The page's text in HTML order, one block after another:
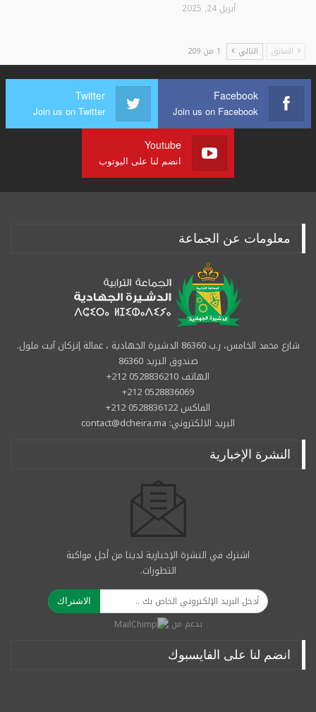
أبريل 24, 2025
السابق التالي 1 من 209
Facebook
Join us on Facebook
Twitter
Join us on Twitter
Youtube
انضم لنا على اليوتوب
معلومات عن الجماعة
شارع محمد الخامس، ر.ب 86360 الدشيرة الجهادية ، عمالة إنزكان آيت ملول.
صندوق البريد 86360
الهاتف 0528836210 212+
0528836069 212+
الفاكس 0528836122 212+
البريد الالكتروني: contact@dcheira.ma
النشرة الإخبارية
اشترك في النشرة الإخبارية لدينا من أجل مواكبة
التطورات.
الاشتراك
بدعم من
انضم لنا على الفايسبوك